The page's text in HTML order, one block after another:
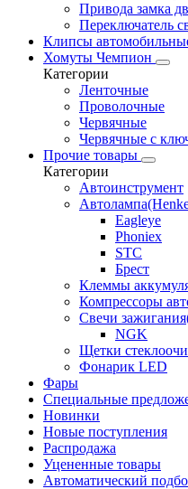
Привода замка
Переключатель
Клипсы
Хомуты Чемпион
Категории
Ленточные
Проволочные
Червячные
Червячные с
Прочие товары
Категории
Автоинструмент
Eagleye
Phoniex
STC
Брест
Клеммы
Компрессоры
Свечи
NGK
Щетки
Фонарик LED
Фары
Специальные
Новинки
Новые поступления
Распродажа
Уцененные товары
Автоматический